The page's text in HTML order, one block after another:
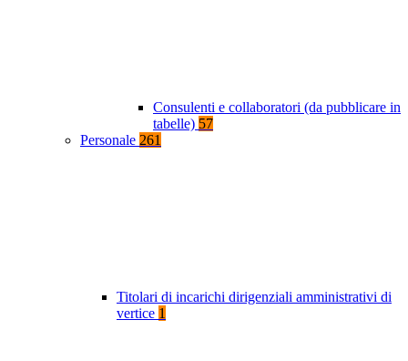
Consulenti e collaboratori (da pubblicare in
tabelle) 57
Personale 261
Titolari di incarichi dirigenziali amministrativi di
vertice 1